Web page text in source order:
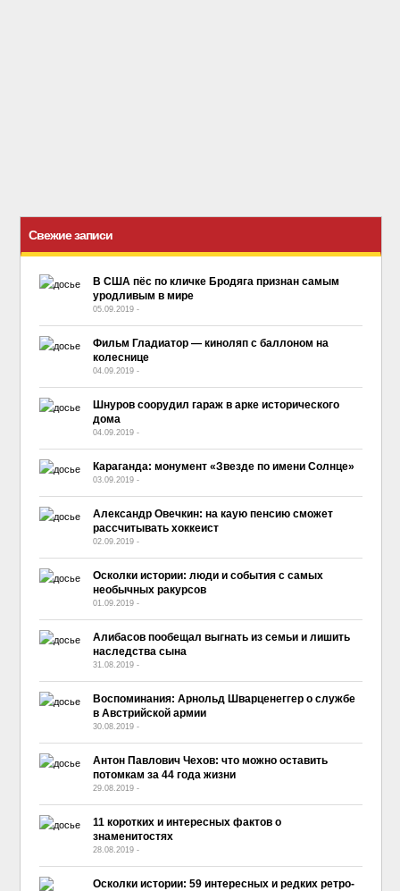
Свежие записи
В США пёс по кличке Бродяга признан самым
уродливым в мире
05.09.2019 -
Фильм Гладиатор — киноляп с баллоном на
колеснице
04.09.2019 -
Шнуров соорудил гараж в арке исторического
дома
04.09.2019 -
Караганда: монумент «Звезде по имени Солнце»
03.09.2019 -
Александр Овечкин: на каую пенсию сможет
рассчитывать хоккеист
02.09.2019 -
Осколки истории: люди и события с самых
необычных ракурсов
01.09.2019 -
Алибасов пообещал выгнать из семьи и лишить
наследства сына
31.08.2019 -
Воспоминания: Арнольд Шварценеггер о службе
в Австрийской армии
30.08.2019 -
Антон Павлович Чехов: что можно оставить
потомкам за 44 года жизни
29.08.2019 -
11 коротких и интересных фактов о
знаменитостях
28.08.2019 -
Осколки истории: 59 интересных и редких ретро-